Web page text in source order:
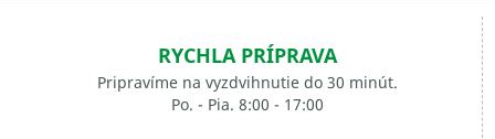
RYCHLA PRÍPRAVA
Pripravíme na vyzdvihnutie do 30 minút.
Po. - Pia. 8:00 - 17:00